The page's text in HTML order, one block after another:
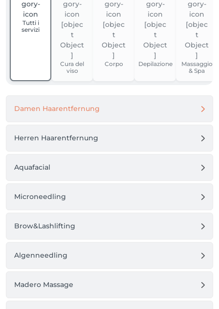
Tutti i
servizi
Cura del
viso
Corpo Depilazione
Massaggio
& Spa
Damen Haarentfernung
Herren Haarentfernung
Aquafacial
Microneedling
Brow&Lashlifting
Algenneedling
Madero Massage